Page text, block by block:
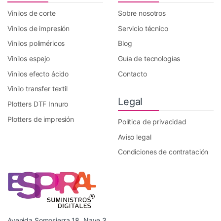
Vinilos de corte
Vinilos de impresión
Vinilos poliméricos
Vinilos espejo
Vinilos efecto ácido
Vinilo transfer textil
Plotters DTF Innuro
Plotters de impresión
Sobre nosotros
Servicio técnico
Blog
Guía de tecnologías
Contacto
Legal
Política de privacidad
Aviso legal
Condiciones de contratación